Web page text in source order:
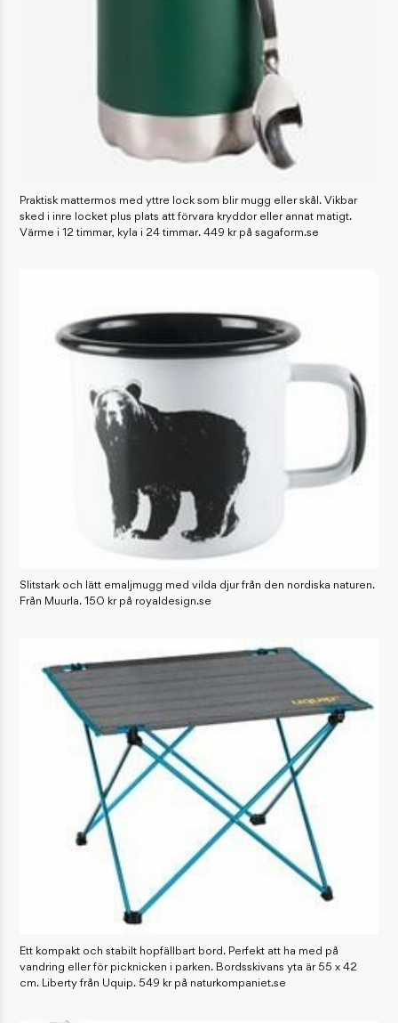
Praktisk mattermos med yttre lock som blir mugg eller skål. Vikbar
sked i inre locket plus plats att förvara kryddor eller annat matigt.
Värme i 12 timmar, kyla i 24 timmar. 449 kr på sagaform.se
Slitstark och lätt emaljmugg med vilda djur från den nordiska naturen.
Från Muurla. 150 kr på royaldesign.se
Ett kompakt och stabilt hopfällbart bord. Perfekt att ha med på
vandring eller för picknicken i parken. Bordsskivans yta är 55 x 42
cm. Liberty från Uquip. 549 kr på naturkompaniet.se